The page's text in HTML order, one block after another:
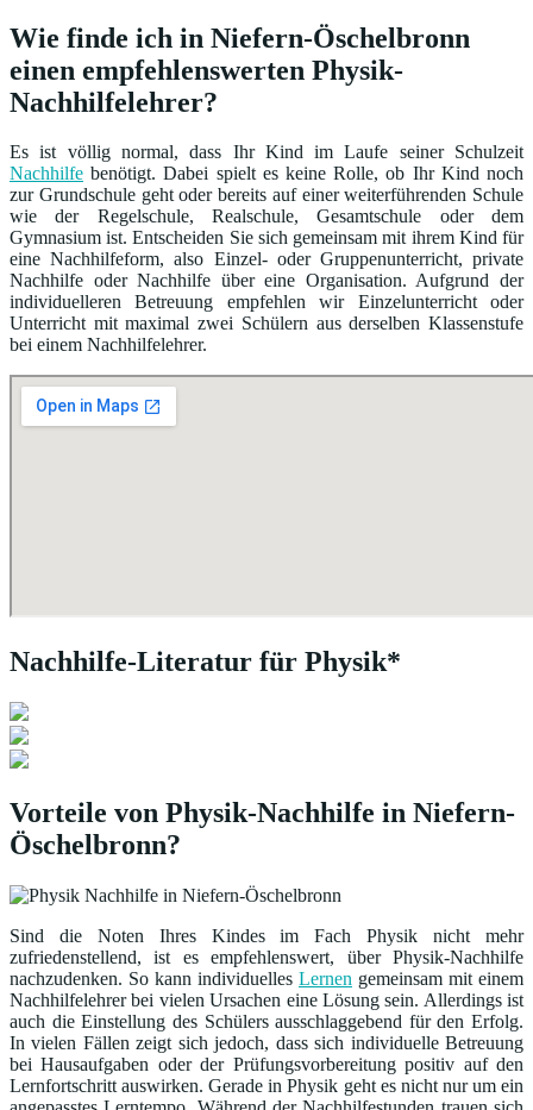
Wie finde ich in Niefern-Öschelbronn
einen empfehlenswerten Physik-
Nachhilfelehrer?
Es ist völlig normal, dass Ihr Kind im Laufe seiner Schulzeit
Nachhilfe benötigt. Dabei spielt es keine Rolle, ob Ihr Kind noch
zur Grundschule geht oder bereits auf einer weiterführenden Schule
wie der Regelschule, Realschule, Gesamtschule oder dem
Gymnasium ist. Entscheiden Sie sich gemeinsam mit ihrem Kind für
eine Nachhilfeform, also Einzel- oder Gruppenunterricht, private
Nachhilfe oder Nachhilfe über eine Organisation. Aufgrund der
individuelleren Betreuung empfehlen wir Einzelunterricht oder
Unterricht mit maximal zwei Schülern aus derselben Klassenstufe
bei einem Nachhilfelehrer.
Nachhilfe-Literatur für Physik*
Vorteile von Physik-Nachhilfe in Niefern-
Öschelbronn?
Sind die Noten Ihres Kindes im Fach Physik nicht mehr
zufriedenstellend, ist es empfehlenswert, über Physik-Nachhilfe
nachzudenken. So kann individuelles Lernen gemeinsam mit einem
Nachhilfelehrer bei vielen Ursachen eine Lösung sein. Allerdings ist
auch die Einstellung des Schülers ausschlaggebend für den Erfolg.
In vielen Fällen zeigt sich jedoch, dass sich individuelle Betreuung
bei Hausaufgaben oder der Prüfungsvorbereitung positiv auf den
Lernfortschritt auswirken. Gerade in Physik geht es nicht nur um ein